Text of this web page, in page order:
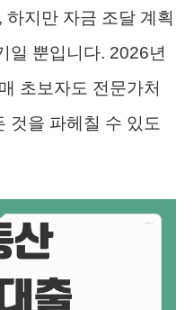
지만 자금 조달 계획
일 뿐입니다. 2026년
초보자도 전문가처
것을 파헤칠 수 있도